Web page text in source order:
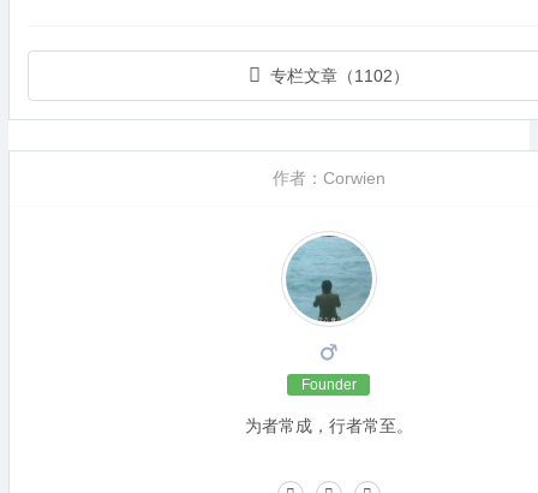
专栏文章（1102）
作者：Corwien
Founder
为者常成，行者常至。